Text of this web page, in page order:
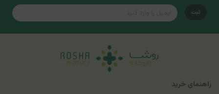
ثبت
راهنمای خرید